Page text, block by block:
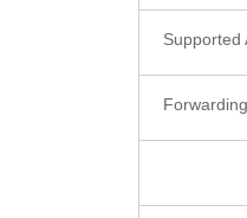
Supported